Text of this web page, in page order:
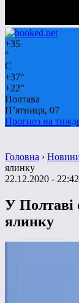
+35
°
C
+37°
+22°
Полтава
П’ятниця, 07
Прогноз на
Головна ›
ялинку
22.12.2020 - 22:42
У Полтаві
ялинку